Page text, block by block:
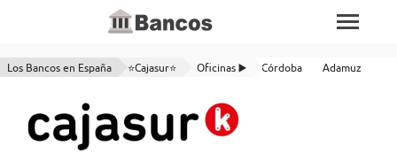
Los Bancos en España ⭐Cajasur⭐ Oficinas ▶️ Córdoba Adamuz